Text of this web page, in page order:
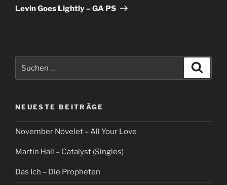
Beitrag
Levin Goes Lightly – GA PS
nach:
NEUESTE BEITRÄGE
November Növelet – All Your Love
Martin Hall – Catalyst (Singles)
Das Ich – Die Propheten